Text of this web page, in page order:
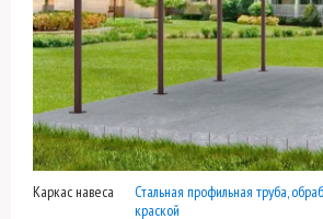
Каркас навеса
Стальная профильная труба,
краской